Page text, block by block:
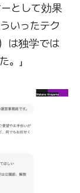
として効果
いったテク
は独学では
。」